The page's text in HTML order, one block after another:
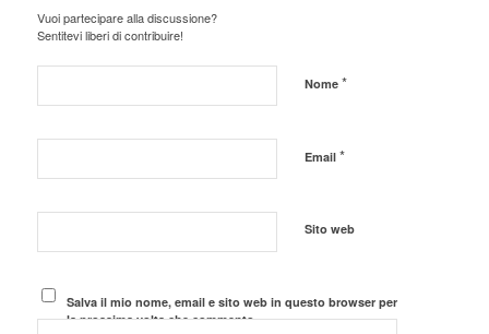
Vuoi partecipare alla discussione?
Sentitevi liberi di contribuire!
Nome *
Email *
Sito web
Salva il mio nome, email e sito web in questo browser per
la prossima volta che commento.